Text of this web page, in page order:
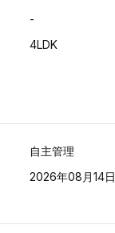
-
4LDK
自主管理
2026年08月14日